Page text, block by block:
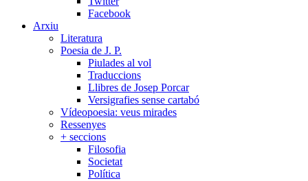
Facebook
Arxiu
Literatura
Poesia de J. P.
Piulades al vol
Traduccions
Llibres de Josep Porcar
Versigrafies sense cartabó
Vídeopoesia: veus mirades
Ressenyes
+ seccions
Filosofia
Societat
Política